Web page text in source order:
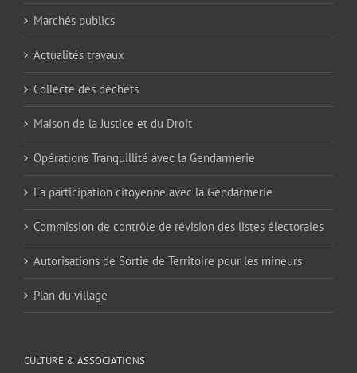
Marchés publics
Actualités travaux
Collecte des déchets
Maison de la Justice et du Droit
Opérations Tranquillité avec la Gendarmerie
La participation citoyenne avec la Gendarmerie
Commission de contrôle de révision des listes électorales
Autorisations de Sortie de Territoire pour les mineurs
Plan du village
CULTURE & ASSOCIATIONS